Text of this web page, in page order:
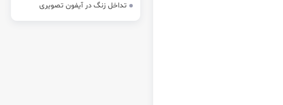
تداخل زنگ در آیفون تصویری